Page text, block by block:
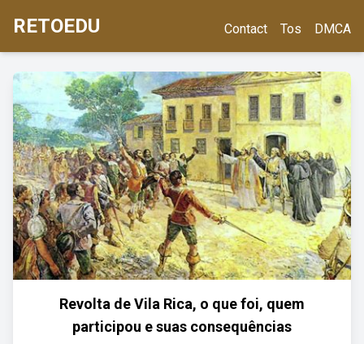
RETOEDU Contact Tos DMCA
Revolta de Vila Rica, o que foi, quem
participou e suas consequências